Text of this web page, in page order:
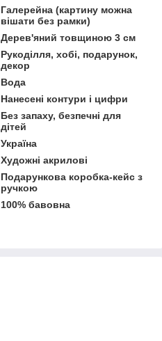
Галерейна (картину можна
вішати без рамки)
Дерев'яний товщиною 3 см
Рукоділля, хобі, подарунок,
декор
Вода
Нанесені контури і цифри
Без запаху, безпечні для
дітей
Україна
Художні акрилові
Подарункова коробка-кейс з
ручкою
100% бавовна